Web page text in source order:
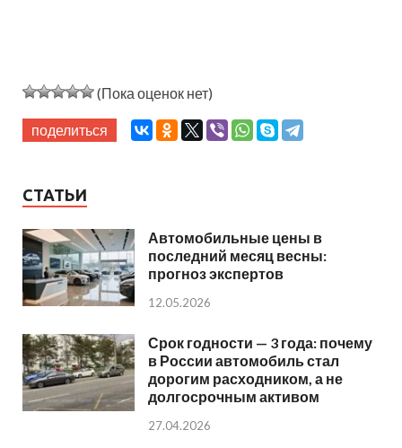
(Пока оценок нет)
поделиться
СТАТЬИ
Автомобильные цены в
последний месяц весны:
прогноз экспертов
12.05.2026
Срок годности — 3 года: почему
в России автомобиль стал
дорогим расходником, а не
долгосрочным активом
27.04.2026